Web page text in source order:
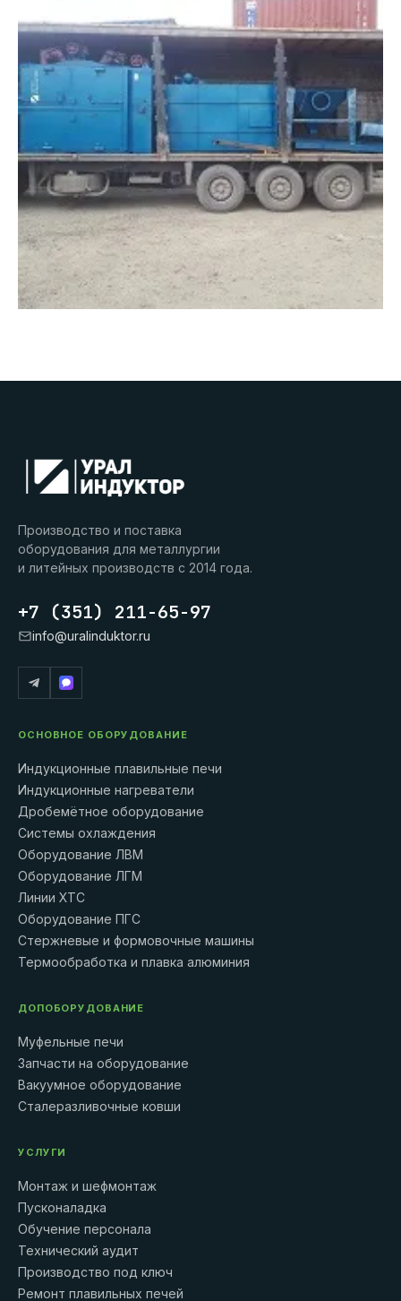
Производство и поставка
оборудования для металлургии
и литейных производств с 2014 года.
+7 (351) 211-65-97
info@uralinduktor.ru
ОСНОВНОЕ ОБОРУДОВАНИЕ
Индукционные плавильные печи
Индукционные нагреватели
Дробемётное оборудование
Системы охлаждения
Оборудование ЛВМ
Оборудование ЛГМ
Линии ХТС
Оборудование ПГС
Стержневые и формовочные машины
Термообработка и плавка алюминия
ДОПОБОРУДОВАНИЕ
Муфельные печи
Запчасти на оборудование
Вакуумное оборудование
Сталеразливочные ковши
УСЛУГИ
Монтаж и шефмонтаж
Пусконаладка
Обучение персонала
Технический аудит
Производство под ключ
Ремонт плавильных печей